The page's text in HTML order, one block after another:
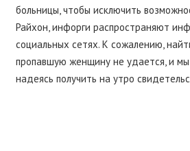
больницы, чтобы исключить
Райхон, инфорги распространяют
социальных сетях. К сожалению,
пропавшую женщину не удается, и
надеясь получить на утро